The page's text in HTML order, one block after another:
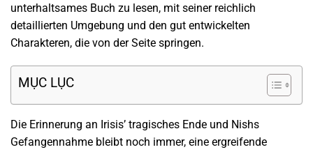
unterhaltsames Buch zu lesen, mit seiner reichlich
detaillierten Umgebung und den gut entwickelten
Charakteren, die von der Seite springen.
MỤC LỤC
Die Erinnerung an Irisis’ tragisches Ende und Nishs
Gefangennahme bleibt noch immer, eine ergreifende